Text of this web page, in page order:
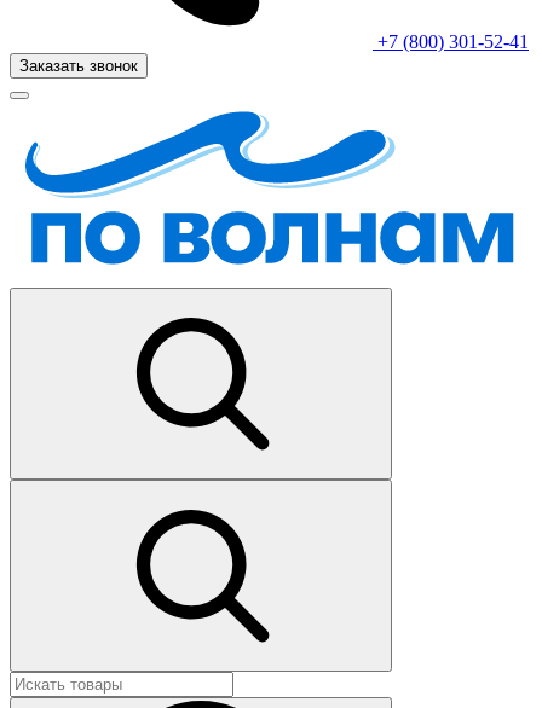
+7 (800) 301-52-41
Заказать звонок